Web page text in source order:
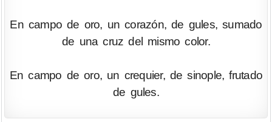
En campo de oro, un corazón, de gules, sumado
de una cruz del mismo color.
En campo de oro, un crequier, de sinople, frutado
de gules.